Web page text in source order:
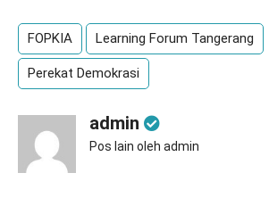
FOPKIA Learning Forum Tangerang
Perekat Demokrasi
admin
Pos lain oleh admin